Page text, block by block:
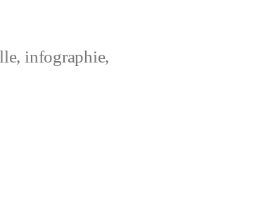
infographie,